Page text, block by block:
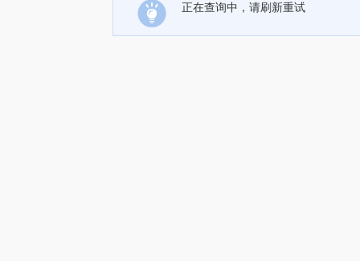
正在查询中，请刷新重试